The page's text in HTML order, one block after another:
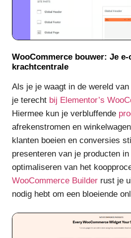
WooCommerce bouwer: Je
krachtcentrale
Als je je waagt in de wereld
je terecht bij Elementor’s
Hiermee kun je verbluffende
afrekenstromen en
klanten boeien en conversies
presenteren van je producten
optimaliseren van het
WooCommerce Builder rust je
nodig hebt om een bloeiende